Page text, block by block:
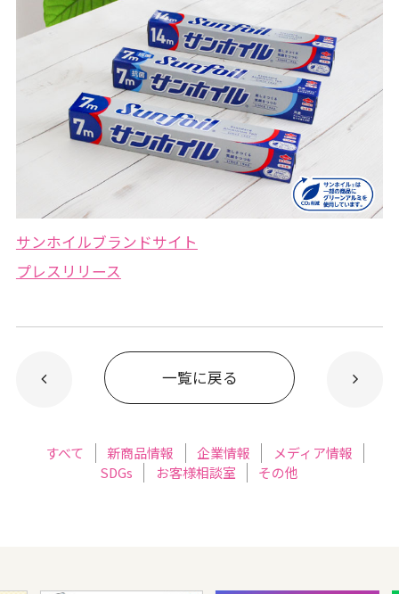
サンホイルブランドサイト
プレスリリース
一覧に戻る
すべて 新商品情報 企業情報
メディア情報
SDGs
お客様相談室 その他